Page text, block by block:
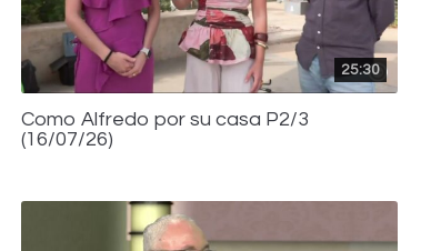
25:30
Como Alfredo por su casa P2/3
(16/07/26)